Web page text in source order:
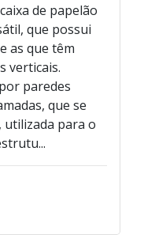
de papelão
que possui
as que têm
verticais.
paredes
que se
utilizada para o